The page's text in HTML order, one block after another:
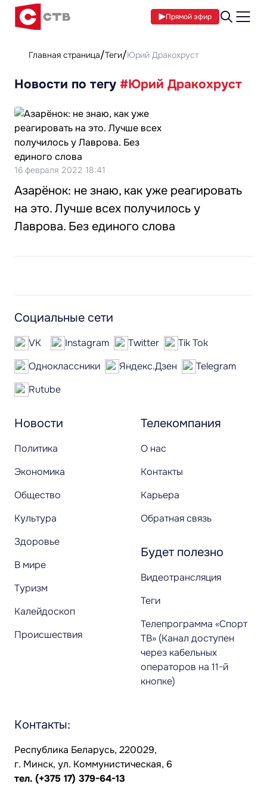
Прямой эфир
Главная страница Теги Юрий Дракохруст
Новости по тегу #Юрий Дракохруст
16 февраля 2022 18:41
Азарёнок: не знаю, как уже реагировать
на это. Лучше всех получилось у
Лаврова. Без единого слова
Новости
Политика
Экономика
Общество
Культура
Здоровье
В мире
Туризм
Калейдоскоп
Происшествия
Телекомпания
О нас
Контакты
Карьера
Обратная связь
Будет полезно
Видеотрансляция
Теги
Телепрограмма «Спорт
ТВ» (Канал доступен
через кабельных
операторов на 11-й
кнопке)
Социальные сети
VK Instagram Twitter
Tik Tok
Одноклассники
Яндекс.Дзен
Telegram
Rutube
Контакты:
Республика Беларусь, 220029,
г. Минск, ул. Коммунистическая, 6
тел. (+375 17) 379-64-13